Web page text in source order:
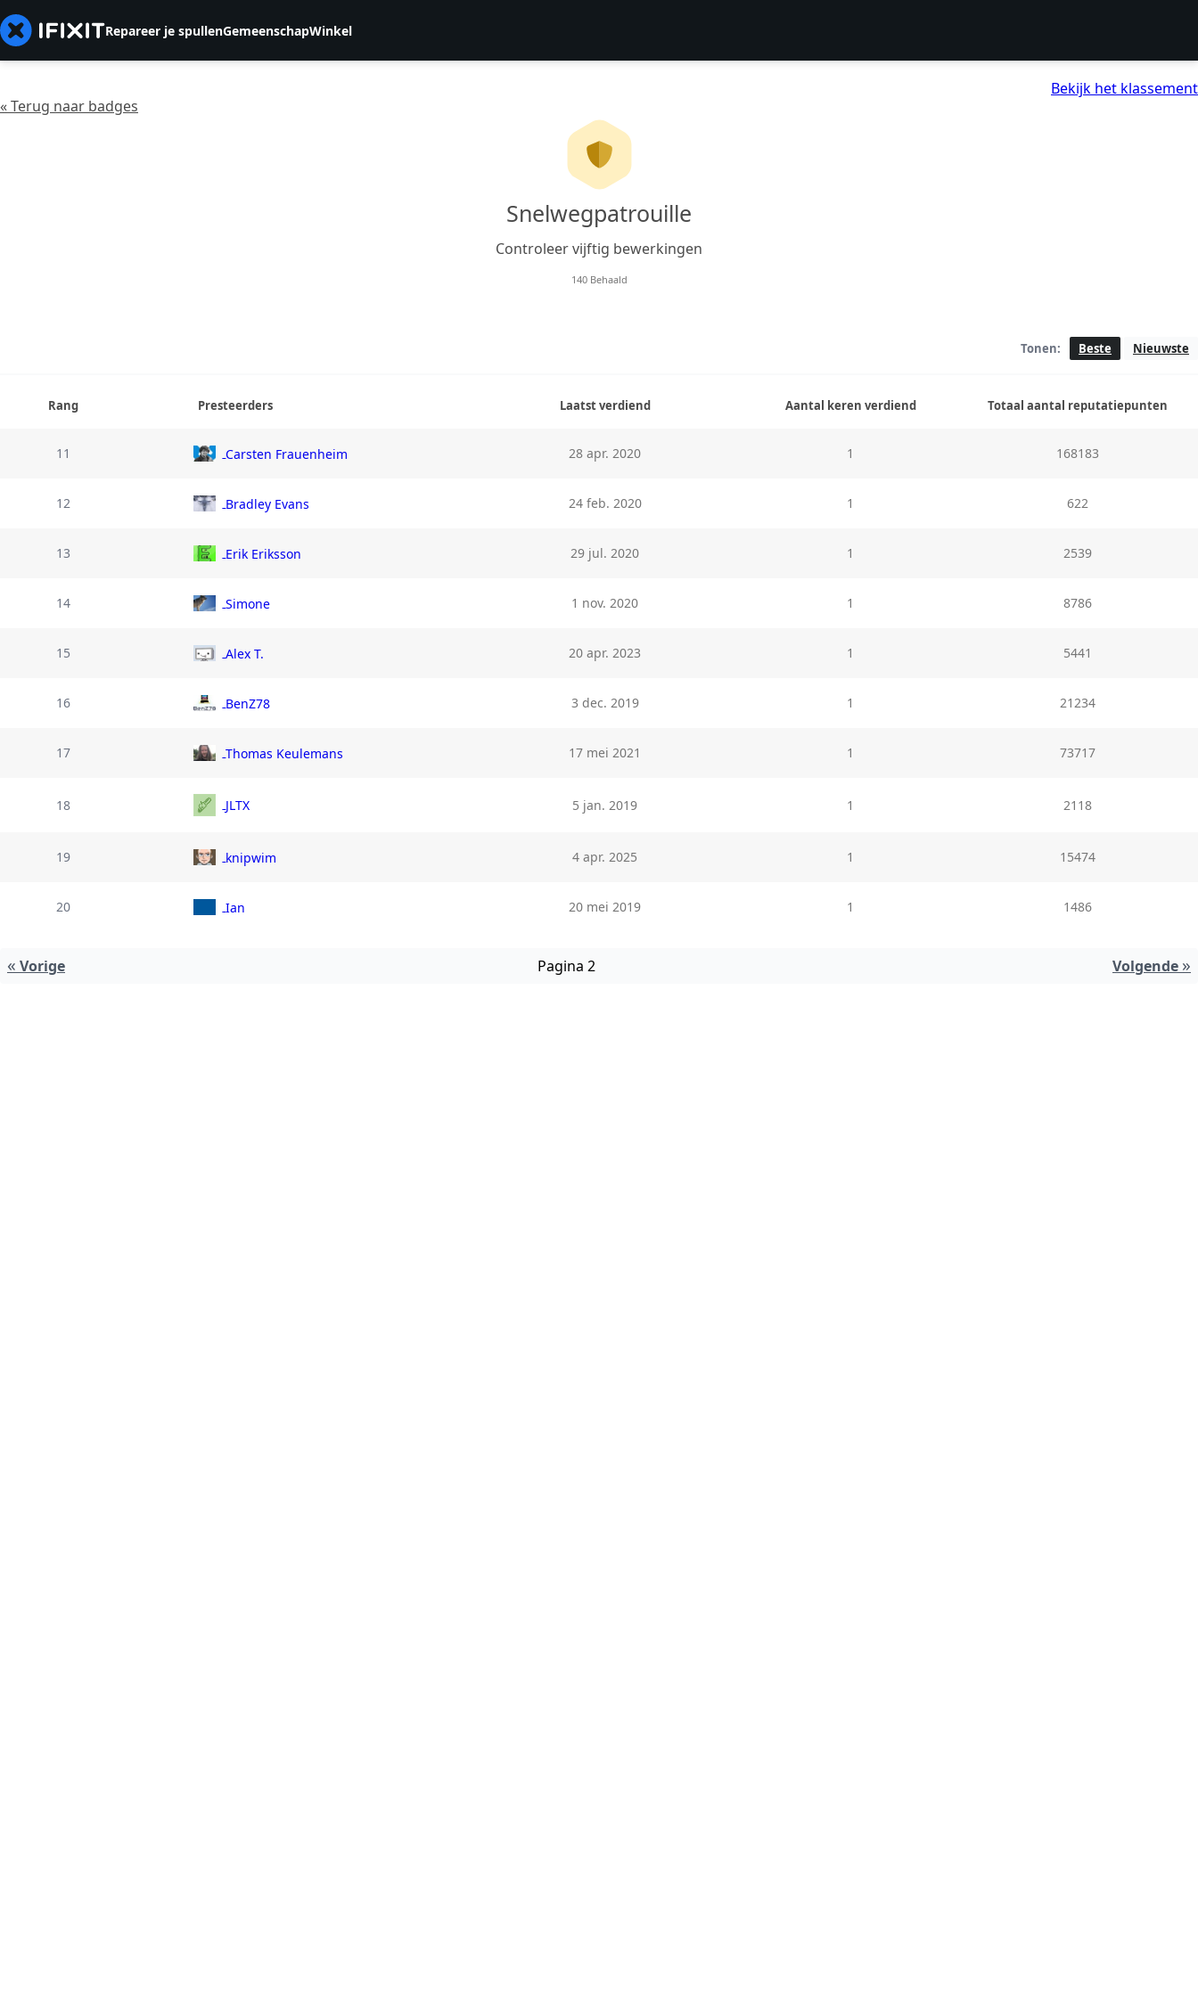
Repareer je spullenGemeenschapWinkel
« Terug naar badges
Bekijk het klassement
Snelwegpatrouille
Controleer vijftig bewerkingen
140 Behaald
Tonen: Beste Nieuwste
Rang Presteerders Laatst verdiend Aantal keren verdiend Totaal aantal reputatiepunten
11 Carsten Frauenheim 28 apr. 2020 1 168183
12 Bradley Evans 24 feb. 2020 1 622
13 Erik Eriksson 29 jul. 2020 1 2539
14 Simone 1 nov. 2020 1 8786
15 Alex T. 20 apr. 2023 1 5441
16 BenZ78 3 dec. 2019 1 21234
17 Thomas Keulemans 17 mei 2021 1 73717
18 JLTX 5 jan. 2019 1 2118
19 knipwim 4 apr. 2025 1 15474
20 Ian 20 mei 2019 1 1486
« Vorige Pagina 2 Volgende »